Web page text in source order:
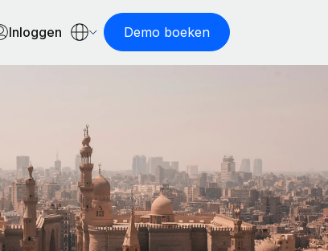
Inloggen Demo boeken